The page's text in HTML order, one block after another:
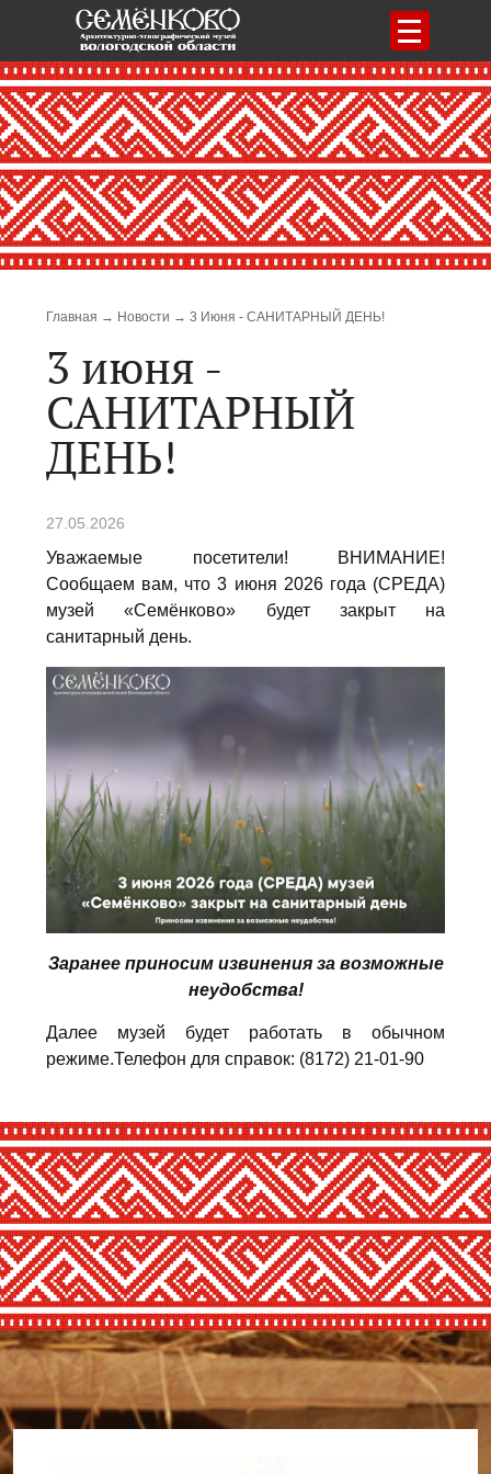
Меню
Строка навигации
Главная Новости 3 Июня - САНИТАРНЫЙ ДЕНЬ!
3 июня -
САНИТАРНЫЙ
ДЕНЬ!
27.05.2026
Уважаемые посетители! ВНИМАНИЕ!
Сообщаем вам, что 3 июня 2026 года (СРЕДА)
музей «Семёнково» будет закрыт на
санитарный день.
Заранее приносим извинения за возможные
неудобства!
Далее музей будет работать в обычном
режиме.Телефон для справок: (8172) 21-01-90